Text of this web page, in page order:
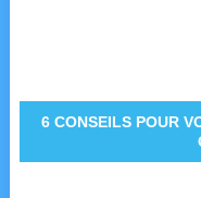
6 CONSEILS POUR